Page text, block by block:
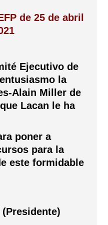
de 25 de abril
Ejecutivo de
la
Alain Miller de
Lacan le ha
poner a
para la
este formidable